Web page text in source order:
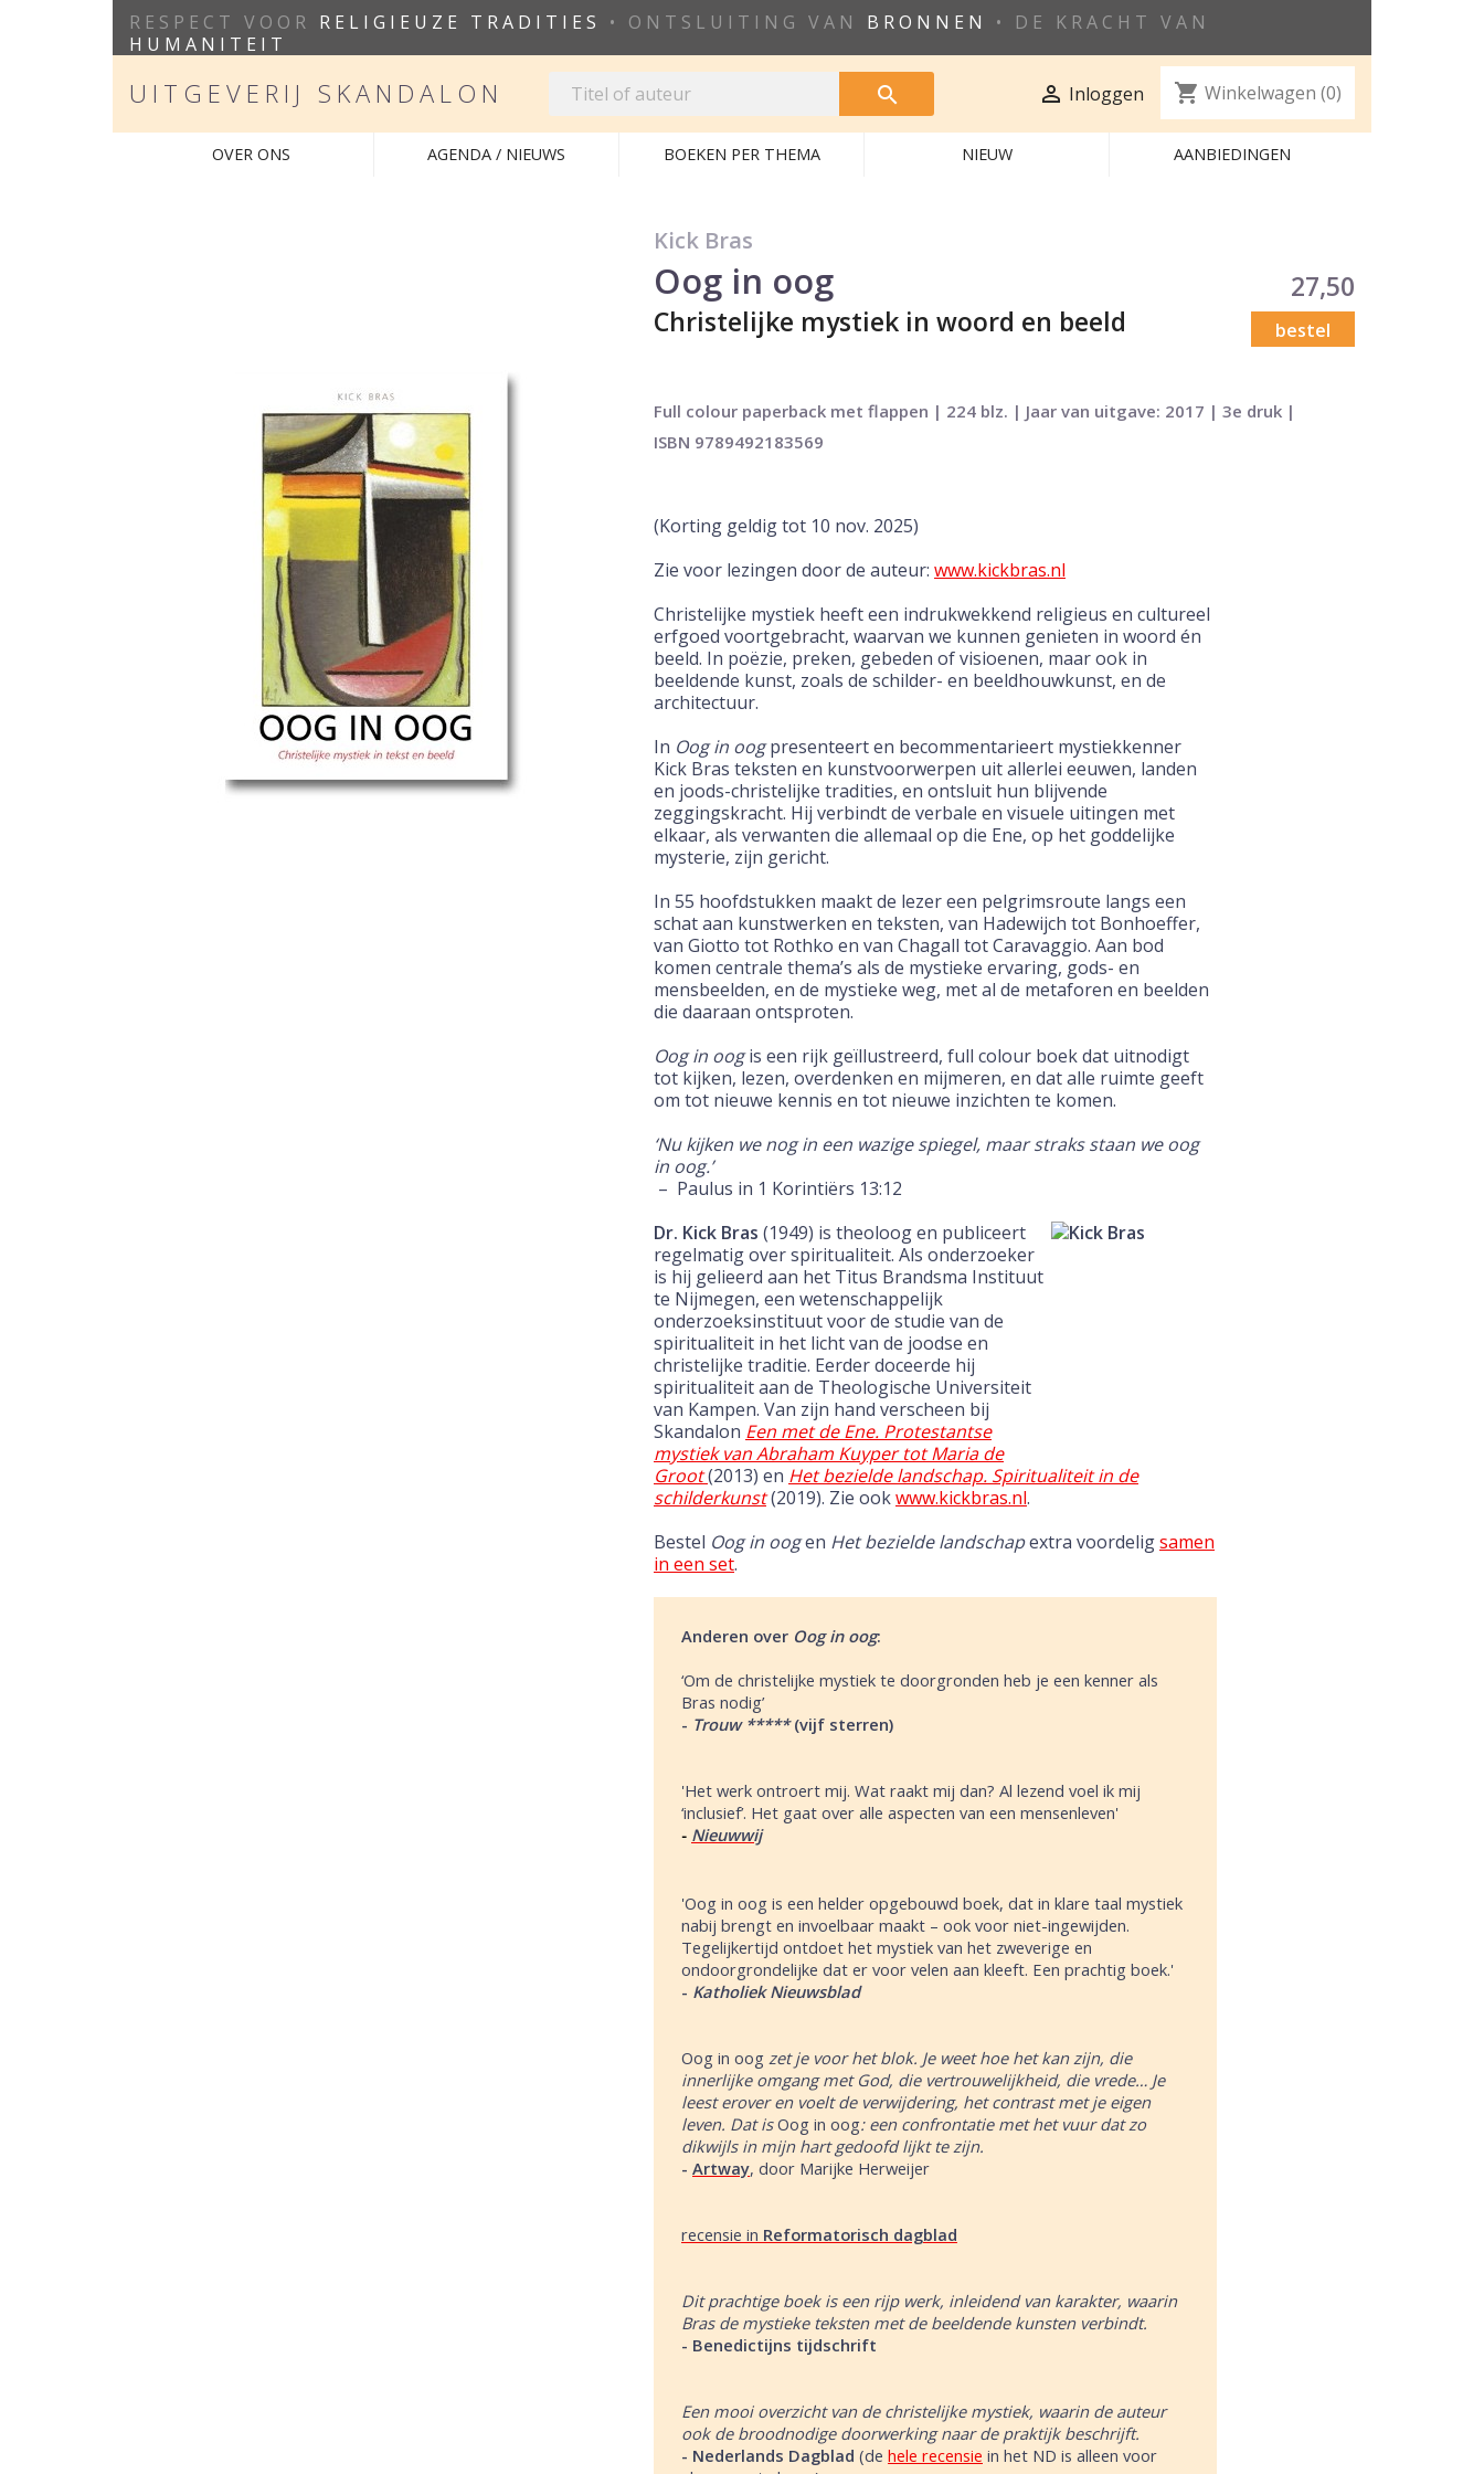
RESPECT VOOR RELIGIEUZE TRADITIES • ONTSLUITING VAN BRONNEN
• DE KRACHT VAN
HUMANITEIT
UITGEVERIJ SKANDALON   Inloggen shopping_cart Winkelwagen (0)
OVER ONS AGENDA / NIEUWS BOEKEN PER THEMA NIEUW AANBIEDINGEN
Kick Bras
Oog in oog
Christelijke mystiek in woord en beeld
27,50
bestel
Full colour paperback met flappen | 224 blz. | Jaar van uitgave: 2017 | 3e druk |
ISBN 9789492183569
(Korting geldig tot 10 nov. 2025)
Zie voor lezingen door de auteur: www.kickbras.nl
Christelijke mystiek heeft een indrukwekkend religieus en cultureel
erfgoed voortgebracht, waarvan we kunnen genieten in woord én
beeld. In poëzie, preken, gebeden of visioenen, maar ook in
beeldende kunst, zoals de schilder- en beeldhouwkunst, en de
architectuur.
In Oog in oogpresenteert en becommentarieert mystiekkenner
Kick Bras teksten en kunstvoorwerpen uit allerlei eeuwen, landen
en joods-christelijke tradities, en ontsluit hun blijvende
zeggingskracht. Hij verbindt de verbale en visuele uitingen met
elkaar, als verwanten die allemaal op die Ene, op het goddelijke
mysterie, zijn gericht.
In 55 hoofdstukken maakt de lezer een pelgrimsroute langs een
schat aan kunstwerken en teksten, van Hadewijch tot Bonhoeffer,
van Giotto tot Rothko en van Chagall tot Caravaggio. Aan bod
komen centrale thema’s als de mystieke ervaring, gods- en
mensbeelden, en de mystieke weg, met al de metaforen en beelden
die daaraan ontsproten.
Oog in oogis een rijk geïllustreerd, full colour boek dat uitnodigt
tot kijken, lezen, overdenken en mijmeren, en dat alle ruimte geeft
om tot nieuwe kennis en tot nieuwe inzichten te komen.
‘Nu kijken we nog in een wazige spiegel, maar straks staan we oog
in oog.’
– Paulus in 1 Korintiërs 13:12
Dr. Kick Bras (1949) is theoloog en publiceert
regelmatig over spiritualiteit. Als onderzoeker
is hij gelieerd aan het Titus Brandsma Instituut
te Nijmegen, een wetenschappelijk
onderzoeksinstituut voor de studie van de
spiritualiteit in het licht van de joodse en
christelijke traditie. Eerder doceerde hij
spiritualiteit aan de Theologische Universiteit
van Kampen. Van zijn hand verscheen bij
Skandalon Een met de Ene. Protestantse
mystiek van Abraham Kuyper tot Maria de
Groot(2013) en Het bezielde landschap. Spiritualiteit in de
schilderkunst(2019). Zie ookwww.kickbras.nl.
Bestel Oog in oogen Het bezielde landschapextra voordeligsamen
in een set.
Anderen over Oog in oog:
‘Om de christelijke mystiek te doorgronden heb je een kenner als
Bras nodig’
- Trouw *****(vijf sterren)
'Het werk ontroert mij. Wat raakt mij dan? Al lezend voel ik mij
‘inclusief’. Het gaat over alle aspecten van een mensenleven'
- Nieuwwij
'Oog in oog is een helder opgebouwd boek, dat in klare taal mystiek
nabij brengt en invoelbaar maakt – ook voor niet-ingewijden.
Tegelijkertijd ontdoet het mystiek van het zweverige en
ondoorgrondelijke dat er voor velen aan kleeft. Een prachtig boek.'
- Katholiek Nieuwsblad
Oog in oog zet je voor het blok. Je weet hoe het kan zijn, die
innerlijke omgang met God, die vertrouwelijkheid, die vrede… Je
leest erover en voelt de verwijdering, het contrast met je eigen
leven. Dat isOog in oog: een confrontatie met het vuur dat zo
dikwijls in mijn hart gedoofd lijkt te zijn.
- Artway, door Marijke Herweijer
recensie in Reformatorisch dagblad
Dit prachtige boek is een rijp werk, inleidend van karakter, waarin
Bras de mystieke teksten met de beeldende kunsten verbindt.
- Benedictijns tijdschrift
Een mooi overzicht van de christelijke mystiek, waarin de auteur
ook de broodnodige doorwerking naar de praktijk beschrijft.
- Nederlands Dagblad (de hele recensie in het ND is alleen voor